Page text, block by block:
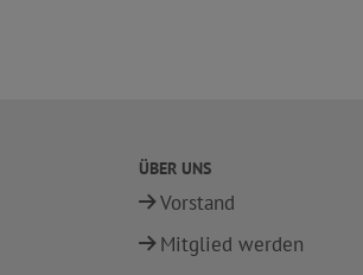
ÜBER UNS
Vorstand
Mitglied werden